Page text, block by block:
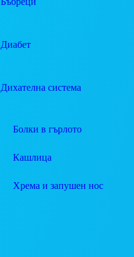
Диабет
Дихателна система
Болки в гърлото
Кашлица
Хрема и запушен нос